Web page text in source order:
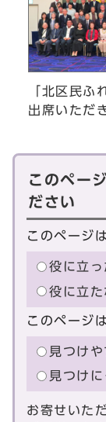
「北区民
出席いただ
このペー
ださい
このページ
役に立っ
役に立た
このページ
見つけ
見つけ
お寄せいた